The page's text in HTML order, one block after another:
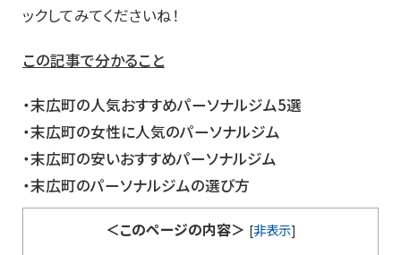
ックしてみてくださいね！
この記事で分かること
・末広町の人気おすすめパーソナルジム5選
・末広町の女性に人気のパーソナルジム
・末広町の安いおすすめパーソナルジム
・末広町のパーソナルジムの選び方
＜このページの内容＞ [非表示]